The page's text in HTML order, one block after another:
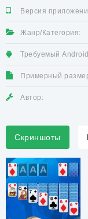
Версия
Жанр/Категория:
Требуемый
Примерный
Автор:
Скриншоты